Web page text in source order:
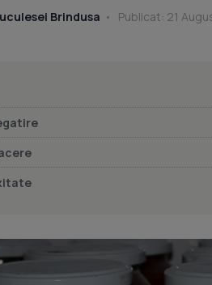
Brindusa Publicat: 21